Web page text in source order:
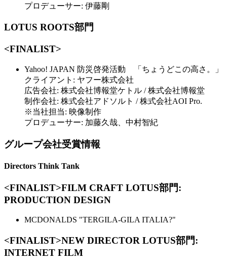
プロデューサー: 伊藤剛
LOTUS ROOTS部門
<FINALIST>
Yahoo! JAPAN 防災啓発活動 「ちょうどこの高さ。」
クライアント: ヤフー株式会社
広告会社: 株式会社博報堂ケトル / 株式会社博報堂
制作会社: 株式会社アドソルト / 株式会社AOI Pro.
※当社担当: 映像制作
プロデューサー: 加藤久哉、中村智紀
グループ会社受賞情報
Directors Think Tank
<FINALIST>FILM CRAFT LOTUS部門:
PRODUCTION DESIGN
MCDONALDS "TERGILA-GILA ITALIA?"
<FINALIST>NEW DIRECTOR LOTUS部門:
INTERNET FILM